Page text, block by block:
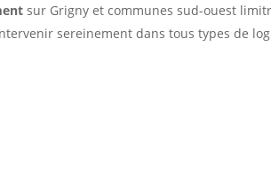
sur Grigny et communes sud-ouest
sereinement dans tous types de